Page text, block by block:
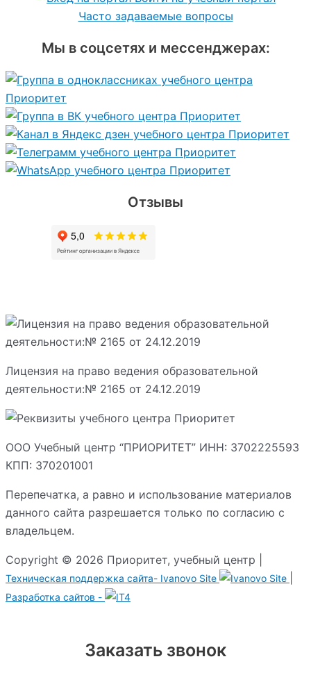
Часто задаваемые вопросы
Мы в соцсетях и мессенджерах:
Отзывы
Лицензия на право ведения образовательной
деятельности:№ 2165 от 24.12.2019
ООО Учебный центр “ПРИОРИТЕТ” ИНН: 3702225593
КПП: 370201001
Перепечатка, а равно и использование материалов
данного сайта разрешается только по согласию с
владельцем.
Copyright © 2026 Приоритет, учебный центр |
Техническая поддержка сайта- Ivanovo Site
Разработка сайтов -
Заказать звонок